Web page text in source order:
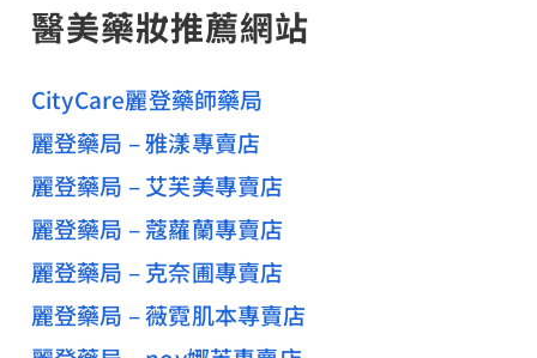
醫美藥妝推薦網站
CityCare麗登藥師藥局
麗登藥局 – 雅漾專賣店
麗登藥局 – 艾芙美專賣店
麗登藥局 – 蔻蘿蘭專賣店
麗登藥局 – 克奈圃專賣店
麗登藥局 – 薇霓肌本專賣店